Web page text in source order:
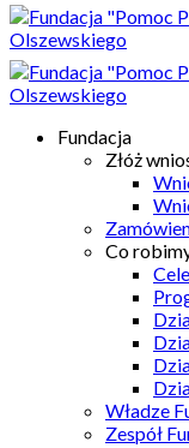
Fundacja
Złóż
Co
Cele
Władze
Zespół